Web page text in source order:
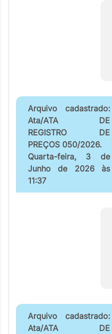
Arquivo cadastrado:
Ata/ATA DE
REGISTRO DE
PREÇOS 050/2026.
Quarta-feira, 3 de
Junho de 2026 às
11:37
Arquivo cadastrado:
Ata/ATA DE